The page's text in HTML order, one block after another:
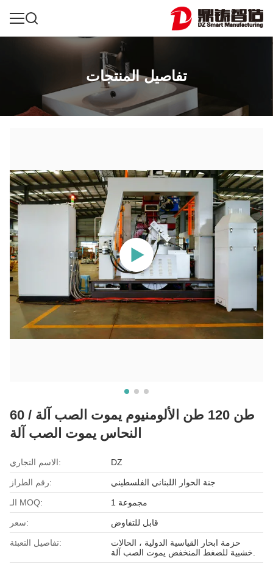
تفاصيل المنتجات
60 طن 120 طن الألومنيوم يموت الصب آلة /
النحاس يموت الصب آلة
الاسم التجاري: DZ
رقم الطراز: جنة الحوار اللبناني الفلسطيني
الـ MOQ: 1 مجموعة
سعر: قابل للتفاوض
تفاصيل التعبئة:
حزمة ابحار القياسية الدولية ، الحالات